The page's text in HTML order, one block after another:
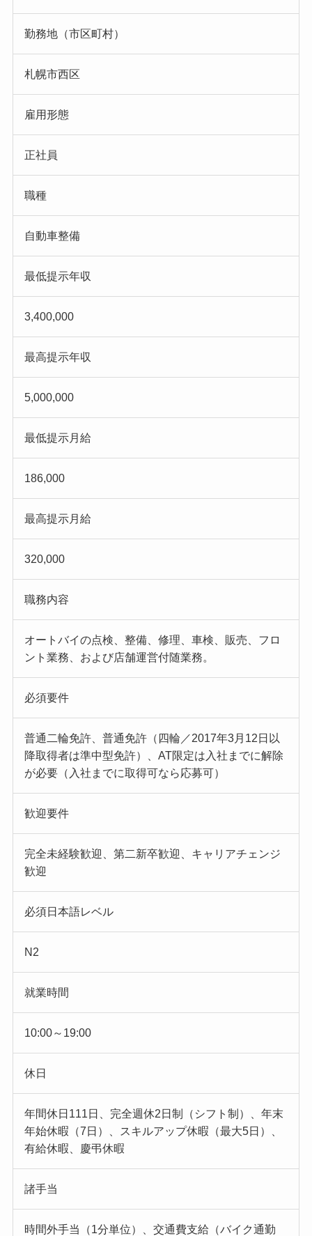
勤務地（市区町村）
札幌市西区
雇用形態
正社員
職種
自動車整備
最低提示年収
3,400,000
最高提示年収
5,000,000
最低提示月給
186,000
最高提示月給
320,000
職務内容
オートバイの点検、整備、修理、車検、販売、フロ
ント業務、および店舗運営付随業務。
必須要件
普通二輪免許、普通免許（四輪／2017年3月12日以
降取得者は準中型免許）、AT限定は入社までに解除
が必要（入社までに取得可なら応募可）
歓迎要件
完全未経験歓迎、第二新卒歓迎、キャリアチェンジ
歓迎
必須日本語レベル
N2
就業時間
10:00～19:00
休日
年間休日111日、完全週休2日制（シフト制）、年末
年始休暇（7日）、スキルアップ休暇（最大5日）、
有給休暇、慶弔休暇
諸手当
時間外手当（1分単位）、交通費支給（バイク通勤